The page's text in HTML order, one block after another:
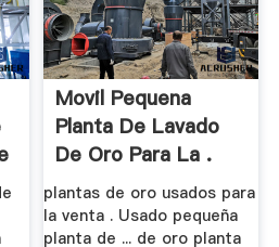
Movil Pequena
Planta De Lavado
De Oro Para La .
plantas de oro usados para
la venta . Usado pequeña
planta de ... de oro planta